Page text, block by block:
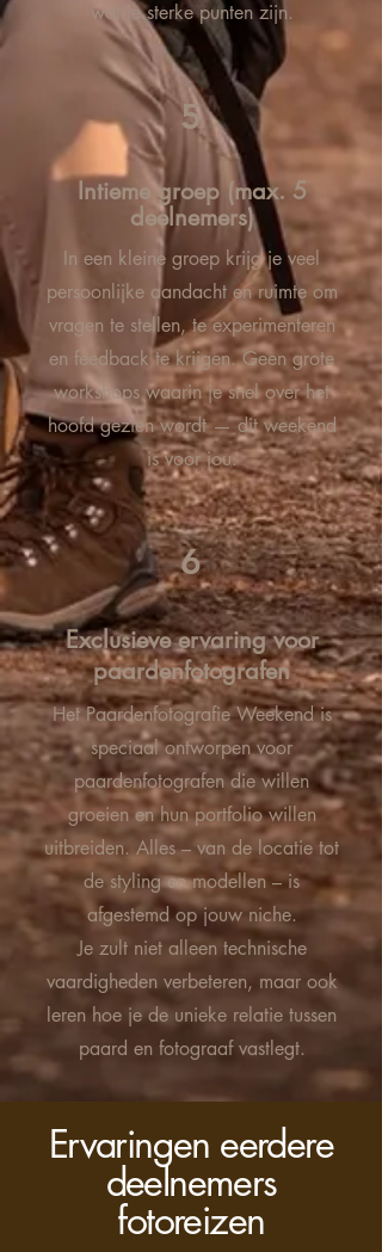
wat je sterke punten zijn.
5
Intieme groep (max. 5
deelnemers)
In een kleine groep krijg je veel
persoonlijke aandacht en ruimte om
vragen te stellen, te experimenteren
en feedback te krijgen. Geen grote
workshops waarin je snel over het
hoofd gezien wordt — dit weekend
is voor jou.
6
Exclusieve ervaring voor
paardenfotografen
Het Paardenfotografie Weekend is
speciaal ontworpen voor
paardenfotografen die willen
groeien en hun portfolio willen
uitbreiden. Alles – van de locatie tot
de styling en modellen – is
afgestemd op jouw niche.
Je zult niet alleen technische
vaardigheden verbeteren, maar ook
leren hoe je de unieke relatie tussen
paard en fotograaf vastlegt.
Ervaringen eerdere
deelnemers
fotoreizen